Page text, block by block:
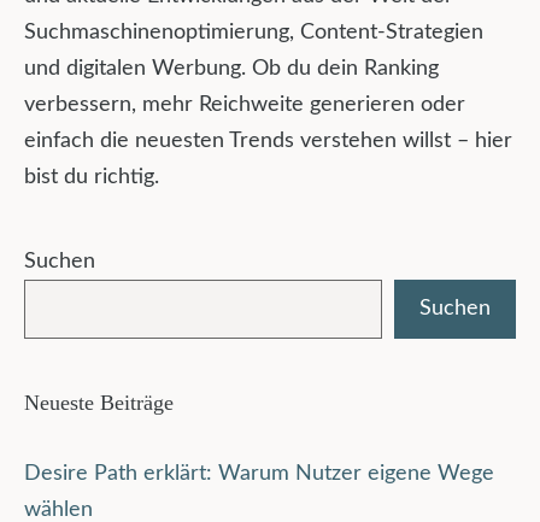
Suchmaschinenoptimierung, Content-Strategien
und digitalen Werbung. Ob du dein Ranking
verbessern, mehr Reichweite generieren oder
einfach die neuesten Trends verstehen willst – hier
bist du richtig.
Suchen
Suchen
Neueste Beiträge
Desire Path erklärt: Warum Nutzer eigene Wege
wählen